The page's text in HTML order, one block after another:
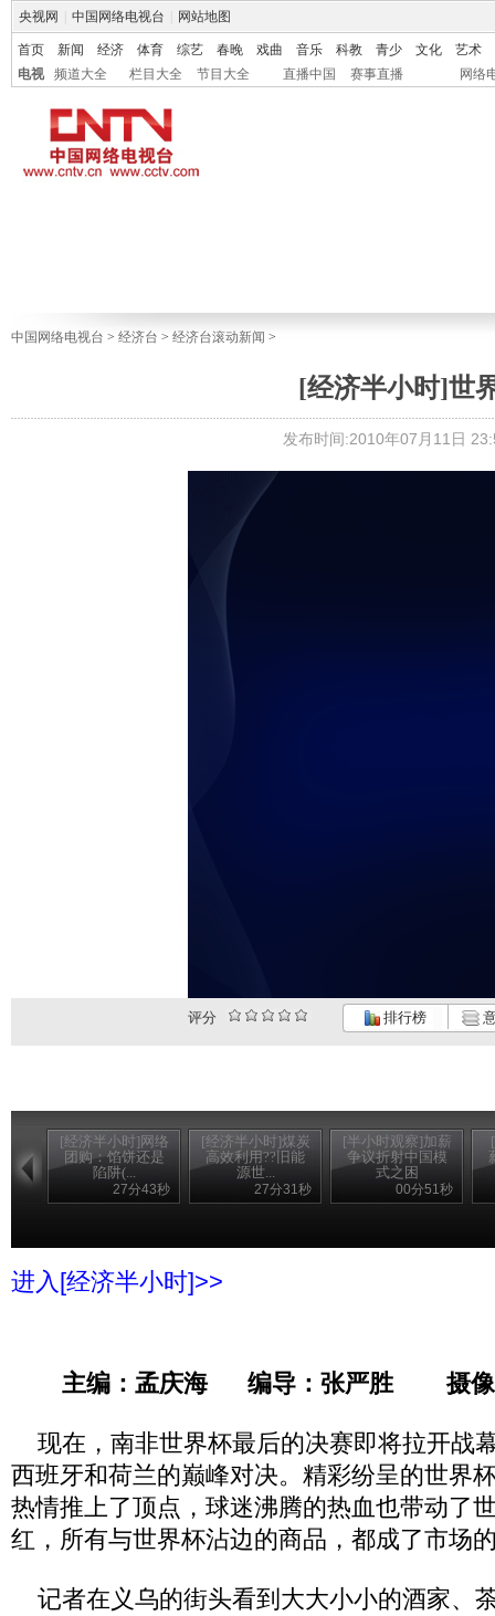
央视网 中国网络电视台 网站地图
首页 新闻 经济 体育 综艺 春晚 戏曲 音乐 科教 青少 文化
艺术
电视
频道大全 栏目大全 节目大全 直播中国 赛事直播 网络
中国网络电视台 > 经济台 > 经济台滚动新闻 >
[经济半小时]世
发布时间:2010年07月11日
评分 排行榜
[经济半小时]网络
团购：馅饼还是
陷阱(...
27分43秒
[经济半小时]煤炭
高效利用??旧能
源世...
27分31秒
[半小时观察]加薪
争议折射中国模
式之困
00分51秒
进入[经济半小时]>>
主编：孟庆海 编导：张严胜 摄像
现在，南非世界杯最后的决赛即将拉开战
西班牙和荷兰的巅峰对决。精彩纷呈的世界
热情推上了顶点，球迷沸腾的热血也带动了
红，所有与世界杯沾边的商品，都成了市场
记者在义乌的街头看到大大小小的酒家、